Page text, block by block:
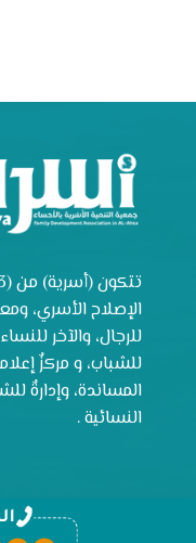
الإصلاح الأسري،
للرجال، والآخر
للشباب، و مركزٌ
المساندة، وإدارةٌ
النسائية .